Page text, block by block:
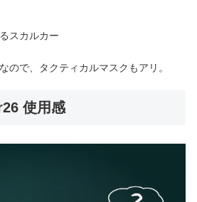
スカルカー
ので、タクティカルマスクもアリ。
使用感